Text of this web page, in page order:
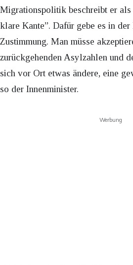
Migrationspolitik beschreibt er
klare Kante”. Dafür gebe es in
Zustimmung. Man müsse
zurückgehenden Asylzahlen und
sich vor Ort etwas ändere, eine
so der Innenminister.
Werbung